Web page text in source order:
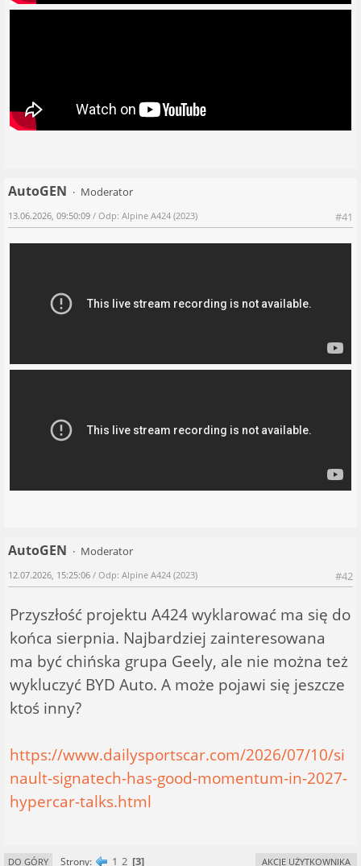
AutoGEN
Moderator
#41
13.06.2026, 09:50:09 / Odp: Alpine A424 (2023)
AutoGEN
Moderator
#42
12.07.2026, 15:25:06 / Odp: Alpine A424 (2023)
Przyszłość projektu A424 wyklarować ma się do
końca sierpnia. Najbardziej zainteresowana
ma być chińska grupa Geely, ale nie można też
wykluczyć BYD Auto. A może pojawi się jeszcze
ktoś inny?
https://www.dailysportscar.com/2026/07/10/si
nault-signatech-has-good-momentum-in-2027-
hypercar-talks.html
DO GÓRY Strony 1 2 3 AKCJE UŻYTKOWNIKA